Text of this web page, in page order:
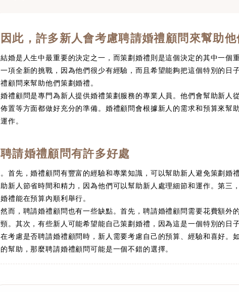
因此，許多新人會考慮聘請婚禮顧問來幫助
結婚是人生中最重要的決定之一，而策劃婚禮則是這個決定的其中一個
一項全新的挑戰，因為他們很少有經驗，而且希望能夠把這個特別的日
禮顧問來幫助他們策劃婚禮。
婚禮顧問是專門為新人提供婚禮策劃服務的專業人員。他們會幫助新人
佈置等方面都做好充分的準備。婚禮顧問會根據新人的需求和預算來幫
運作。
聘請婚禮顧問有許多好處
。首先，婚禮顧問有豐富的經驗和專業知識，可以幫助新人避免策劃婚
助新人節省時間和精力，因為他們可以幫助新人處理細節和運作。第三
婚禮能在預算內順利舉行。
然而，聘請婚禮顧問也有一些缺點。首先，聘請婚禮顧問需要花費額外
頸。其次，有些新人可能希望能自己策劃婚禮，因為這是一個特別的日
在考慮是否聘請婚禮顧問時，新人需要考慮自己的預算、經驗和喜好。
的幫助，那麼聘請婚禮顧問可能是一個不錯的選擇。